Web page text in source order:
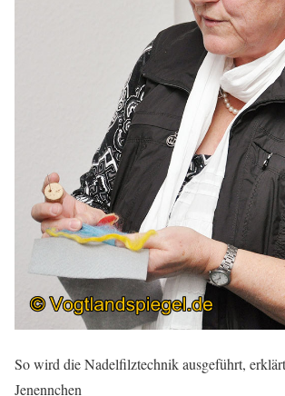
So wird die Nadelfilztechnik ausgeführt,
Jenennchen